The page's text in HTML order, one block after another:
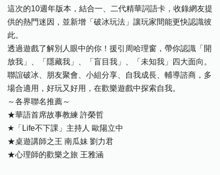
這次的10週年版本，結合一、二代精華詞語卡，收錄網友提
供的熱門迷因，並新增「破冰玩法」讓玩家間能更快認識彼
此。
透過遊戲了解別人眼中的你！援引周哈理窗，帶你認識「開
放我」、「隱藏我」、「盲目我」、「未知我」四大面向。
聯誼破冰、朋友聚會、小組分享、自我成長、輔導諮商，多
場合適用，好玩又好用，在歡樂遊戲中探索自我。
～各界聯名推薦～
★華語首席故事教練 許榮哲
★「Life不下課」主持人 歐陽立中
★桌遊講師之王 南瓜妹 劉力君
★心理師的歡樂之旅 王雅涵